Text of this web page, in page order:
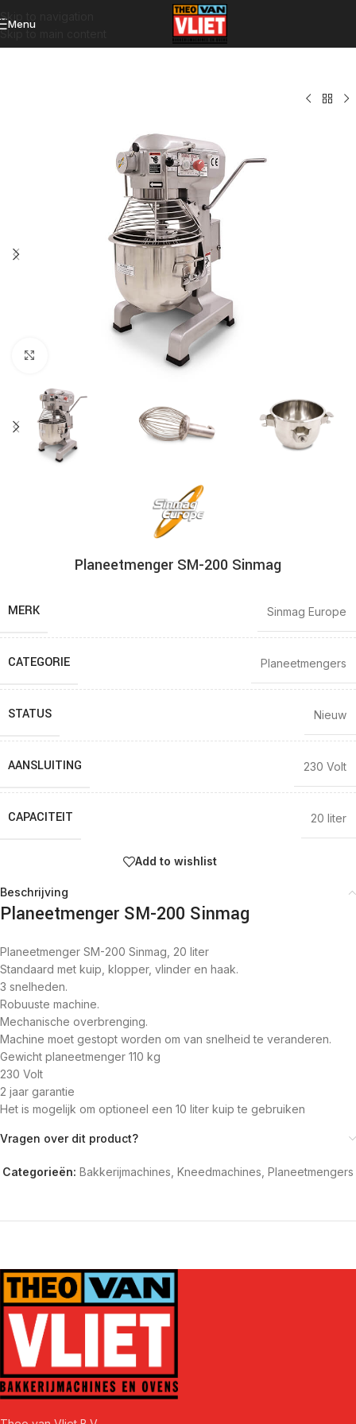
Skip to navigation
Skip to main content
Menu
Planeetmenger SM-200 Sinmag
MERK Sinmag Europe
CATEGORIE Planeetmengers
STATUS Nieuw
AANSLUITING 230 Volt
CAPACITEIT 20 liter
Add to wishlist
Beschrijving
Planeetmenger SM-200 Sinmag
Planeetmenger SM-200 Sinmag, 20 liter
Standaard met kuip, klopper, vlinder en haak.
3 snelheden.
Robuuste machine.
Mechanische overbrenging.
Machine moet gestopt worden om van snelheid te veranderen.
Gewicht planeetmenger 110 kg
230 Volt
2 jaar garantie
Het is mogelijk om optioneel een 10 liter kuip te gebruiken
Vragen over dit product?
Categorieën: Bakkerijmachines Kneedmachines Planeetmengers